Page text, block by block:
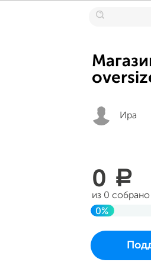
Ира
0 a
из 0 собрано
0%
Проект
в воскресенье